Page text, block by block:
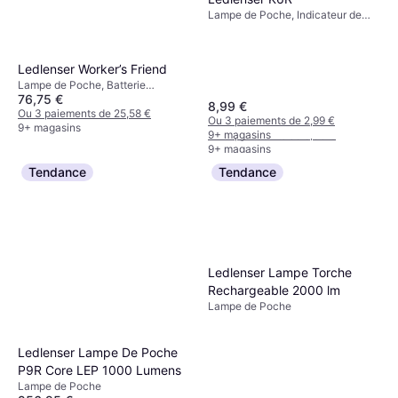
Lampe de Poche, Étanche, Lumen:
650, Plage: 279 m, Poids: 507g
25,19 €
Ou 3 paiements de 8,39 €
9+ magasins
Ledlenser Worker’s Friend
Lampe de Poche, Batterie
Rechargeable Incluse, Lumen:
350, Plage: 130 m, Poids: 180g
76,75 €
Ou 3 paiements de 25,58 €
9+ magasins
Lampe de Poche, Indicateur de
8,99 €
Ou 3 paiements de 2,99 €
9+ magasins
Tendance
Ledlenser Lampe De Poche
P9R Core LEP 1000 Lumens
Lampe de Poche
Tendance
Ledlenser Lampe Torche
Rechargeable 2000 lm
Lampe de Poche